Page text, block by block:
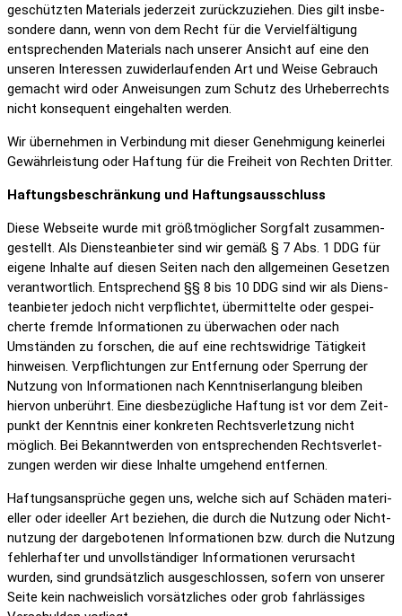
geschützten Mate­rials jeder­zeit zurück­zu­ziehen. Dies gilt insbe­
son­dere dann, wenn von dem Recht für die Verviel­fäl­ti­gung
entspre­chenden Mate­rials nach unserer Ansicht auf eine den
unseren Inter­essen zuwi­der­lau­fenden Art und Weise Gebrauch
gemacht wird oder Anwei­sungen zum Schutz des Urhe­ber­rechts
nicht konse­quent einge­halten werden.
Wir über­nehmen in Verbin­dung mit dieser Geneh­mi­gung keinerlei
Gewähr­leis­tung oder Haftung für die Frei­heit von Rechten Dritter.
Haftungs­be­schrän­kung und Haftungs­aus­schluss
Diese Webseite wurde mit größt­mög­li­cher Sorg­falt zusam­men­
ge­stellt. Als Diens­te­an­bieter sind wir gemäß § 7 Abs. 1 DDG für
eigene Inhalte auf diesen Seiten nach den allge­meinen Gesetzen
verant­wort­lich. Entspre­chend §§ 8 bis 10 DDG sind wir als Diens­
te­an­bieter jedoch nicht verpflichtet, über­mit­telte oder gespei­
cherte fremde Infor­ma­tionen zu über­wa­chen oder nach
Umständen zu forschen, die auf eine rechts­wid­rige Tätig­keit
hinweisen. Verpflich­tungen zur Entfer­nung oder Sper­rung der
Nutzung von Infor­ma­tionen nach Kennt­nis­er­lan­gung bleiben
hiervon unbe­rührt. Eine dies­be­züg­liche Haftung ist vor dem Zeit­
punkt der Kenntnis einer konkreten Rechts­ver­let­zung nicht
möglich. Bei Bekannt­werden von entspre­chenden Rechts­ver­let­
zungen werden wir diese Inhalte umge­hend entfernen.
Haftungs­an­sprüche gegen uns, welche sich auf Schäden mate­ri­
eller oder ideeller Art beziehen, die durch die Nutzung oder Nicht­
nut­zung der darge­bo­tenen Infor­ma­tionen bzw. durch die Nutzung
fehler­hafter und unvoll­stän­diger Infor­ma­tionen verur­sacht
wurden, sind grund­sätz­lich ausge­schlossen, sofern von unserer
Seite kein nach­weis­lich vorsätz­li­ches oder grob fahr­läs­siges